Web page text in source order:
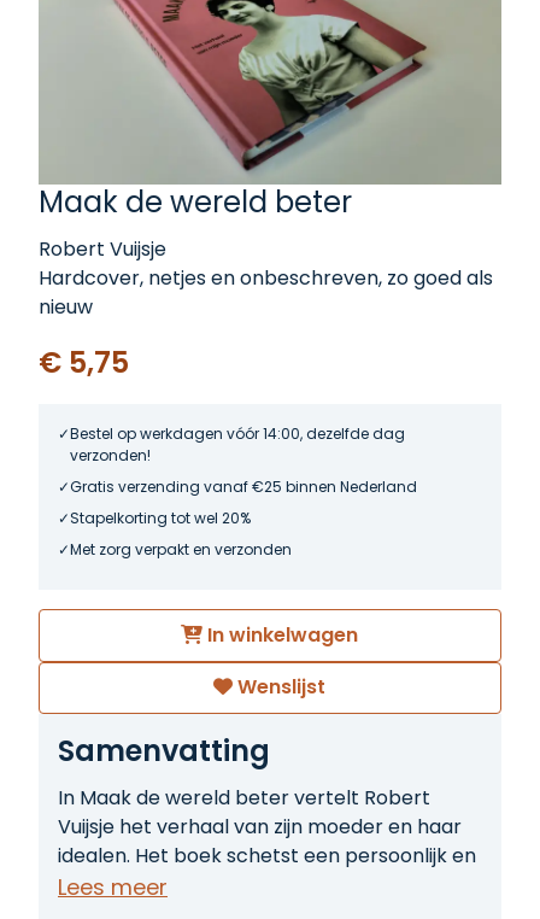
Maak de wereld beter
Robert Vuijsje
Hardcover, netjes en onbeschreven, zo goed als
nieuw
€ 5,75
Bestel op werkdagen vóór 14:00, dezelfde dag
verzonden!
Gratis verzending vanaf €25 binnen Nederland
Stapelkorting tot wel 20%
Met zorg verpakt en verzonden
In winkelwagen
Wenslijst
Samenvatting
In Maak de wereld beter vertelt Robert
Vuijsje het verhaal van zijn moeder en haar
idealen. Het boek schetst een persoonlijk en
historisch portret van een vrouw die zich
Lees meer